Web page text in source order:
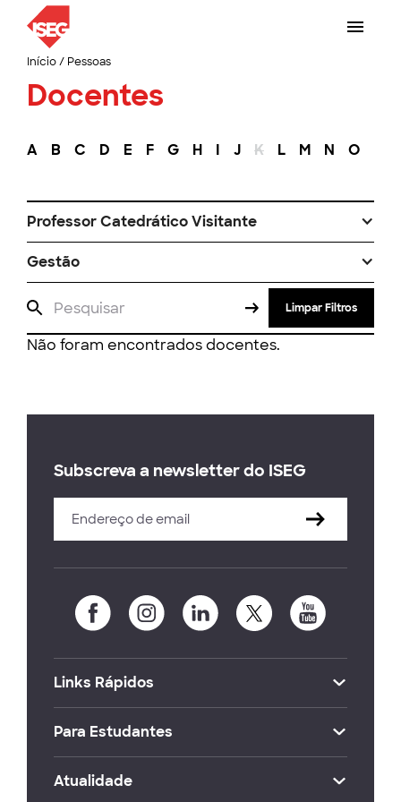
Início/ Pessoas
Docentes
A B C D E F G H I J K L M N O
Professor Catedrático Visitante
Gestão
Limpar Filtros
Não foram encontrados docentes.
Subscreva a newsletter do ISEG
Links Rápidos
Para Estudantes
Atualidade